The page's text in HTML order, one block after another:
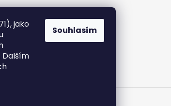
jako
Dalším
Souhlasím